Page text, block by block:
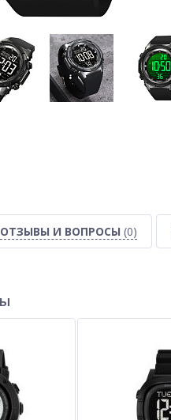
ОТЗЫВЫ И ВОПРОСЫ (0)